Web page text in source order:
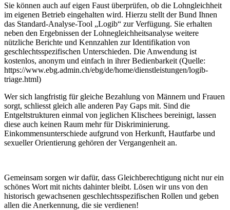
Sie können auch auf eigen Faust überprüfen, ob die Lohngleichheit
im eigenen Betrieb eingehalten wird. Hierzu stellt der Bund Ihnen
das Standard-Analyse-Tool „Logib“ zur Verfügung. Sie erhalten
neben den Ergebnissen der Lohnegleichheitsanalyse weitere
nützliche Berichte und Kennzahlen zur Identifikation von
geschlechtsspezifischen Unterschieden. Die Anwendung ist
kostenlos, anonym und einfach in ihrer Bedienbarkeit (Quelle:
https://www.ebg.admin.ch/ebg/de/home/dienstleistungen/logib-
triage.html)
Wer sich langfristig für gleiche Bezahlung von Männern und Frauen
sorgt, schliesst gleich alle anderen Pay Gaps mit. Sind die
Entgeltstrukturen einmal von jeglichen Klischees bereinigt, lassen
diese auch keinen Raum mehr für Diskriminierung.
Einkommensunterschiede aufgrund von Herkunft, Hautfarbe und
sexueller Orientierung gehören der Vergangenheit an.
Gemeinsam sorgen wir dafür, dass Gleichberechtigung nicht nur ein
schönes Wort mit nichts dahinter bleibt. Lösen wir uns von den
historisch gewachsenen geschlechtsspezifischen Rollen und geben
allen die Anerkennung, die sie verdienen!